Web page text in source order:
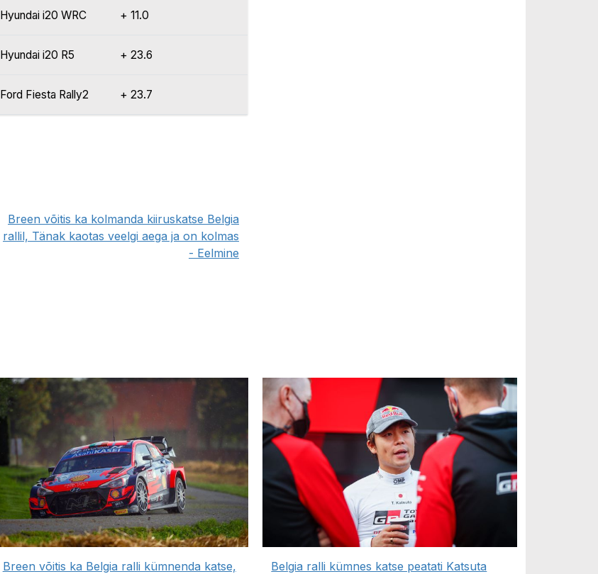
Hyundai i20 WRC + 11.0
Hyundai i20 R5 + 23.6
Ford Fiesta Rally2 + 23.7
Breen võitis ka kolmanda kiiruskatse Belgia
rallil, Tänak kaotas veelgi aega ja on kolmas
- Eelmine
Breen võitis ka Belgia ralli kümnenda katse,
Belgia ralli kümnes katse peatati Katsuta